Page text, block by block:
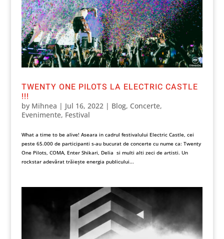
TWENTY ONE PILOTS LA ELECTRIC CASTLE
!!!
by Mihnea | Jul 16, 2022| Blog, Concerte,
Evenimente, Festival
What a time to be alive! Aseara in cadrul festivalului Electric Castle, cei
peste 65.000 de participanti s-au bucurat de concerte cu nume ca: Twenty
One Pilots, COMA, Enter Shikari, Delia si multi alti zeci de artisti. Un
rockstar adevărat trăiește energia publicului...